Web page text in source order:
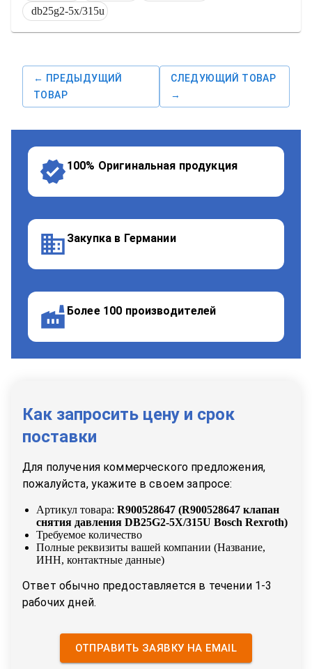
db25g2-5x/315u
← ПРЕДЫДУЩИЙ
ТОВАР
СЛЕДУЮЩИЙ ТОВАР
→
100% Оригинальная продукция
Закупка в Германии
Более 100 производителей
Как запросить цену и срок
поставки
Для получения коммерческого предложения,
пожалуйста, укажите в своем запросе:
Артикул товара: R900528647 (R900528647 клапан
снятия давления DB25G2-5X/315U Bosch Rexroth)
Требуемое количество
Полные реквизиты вашей компании (Название,
ИНН, контактные данные)
Ответ обычно предоставляется в течении 1-3
рабочих дней.
ОТПРАВИТЬ ЗАЯВКУ НА EMAIL